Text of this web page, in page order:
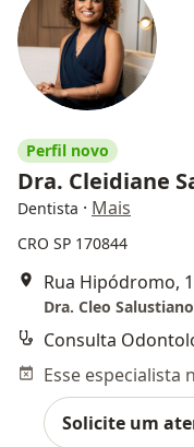
Perfil novo
Dra. Cleidiane
Dentista · Mais
CRO SP 170844
Rua Hipódromo,
Dra. Cleo
Consulta
Solicite um